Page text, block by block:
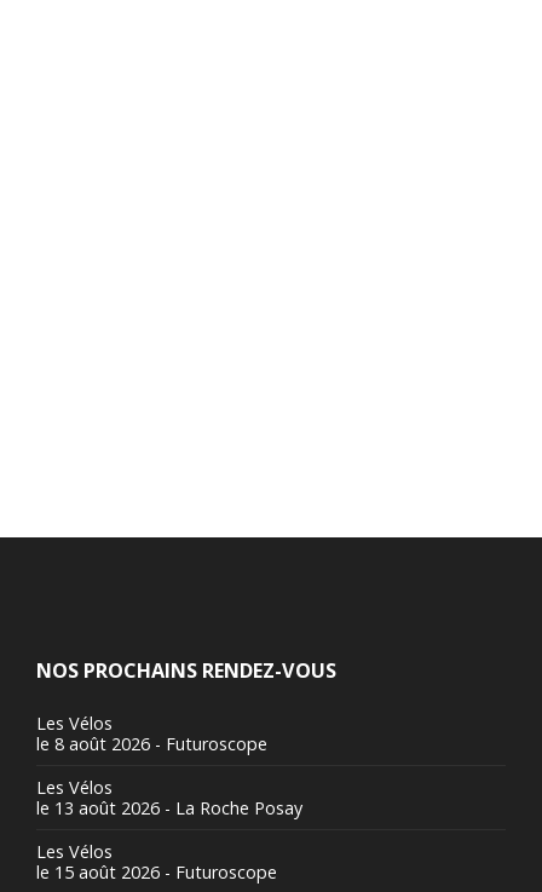
NOS PROCHAINS RENDEZ-VOUS
Les Vélos
le 8 août 2026 - Futuroscope
Les Vélos
le 13 août 2026 - La Roche Posay
Les Vélos
le 15 août 2026 - Futuroscope